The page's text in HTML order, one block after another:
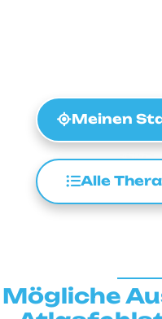
Meinen
Alle
Mögliche